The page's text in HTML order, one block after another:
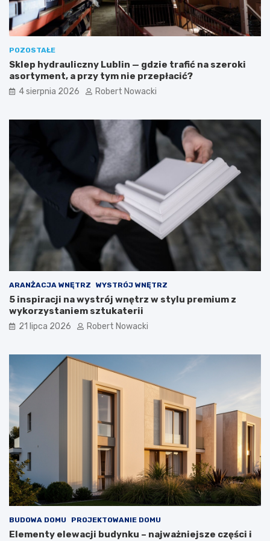
t
y
c
n
e
i
b
c
z
n
z
w
i
z
a
n
i
k
a
z
w
k
i
POZOSTAŁE
Sklep hydrauliczny Lublin — gdzie trafić na szeroki
asortyment, a przy tym nie przepłacić?
4 sierpnia 2026 Robert Nowacki
ARANŻACJA WNĘTRZ WYSTRÓJ WNĘTRZ
5 inspiracji na wystrój wnętrz w stylu premium z
wykorzystaniem sztukaterii
21 lipca 2026 Robert Nowacki
BUDOWA DOMU PROJEKTOWANIE DOMU
Elementy elewacji budynku – najważniejsze części i